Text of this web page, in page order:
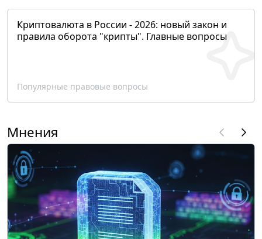
Криптовалюта в России - 2026: новый закон и
правила оборота "крипты". Главные вопросы
Популярные правовые вопросы
Мнения